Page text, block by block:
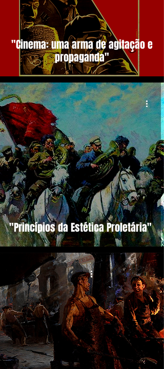
"Cinema: uma arma de agitação e
propaganda"
"Princípios da Estética Proletária"